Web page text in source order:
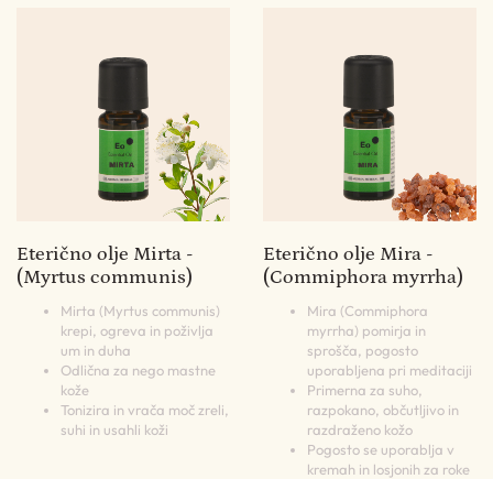
Eterično olje Mirta -
(Myrtus communis)
Mirta (Myrtus communis)
krepi, ogreva in poživlja
um in duha
Odlična za nego mastne
kože
Tonizira in vrača moč zreli,
suhi in usahli koži
Eterično olje Mira -
(Commiphora myrrha)
Mira (Commiphora
myrrha) pomirja in
sprošča, pogosto
uporabljena pri meditaciji
Primerna za suho,
razpokano, občutljivo in
razdraženo kožo
Pogosto se uporablja v
kremah in losjonih za roke